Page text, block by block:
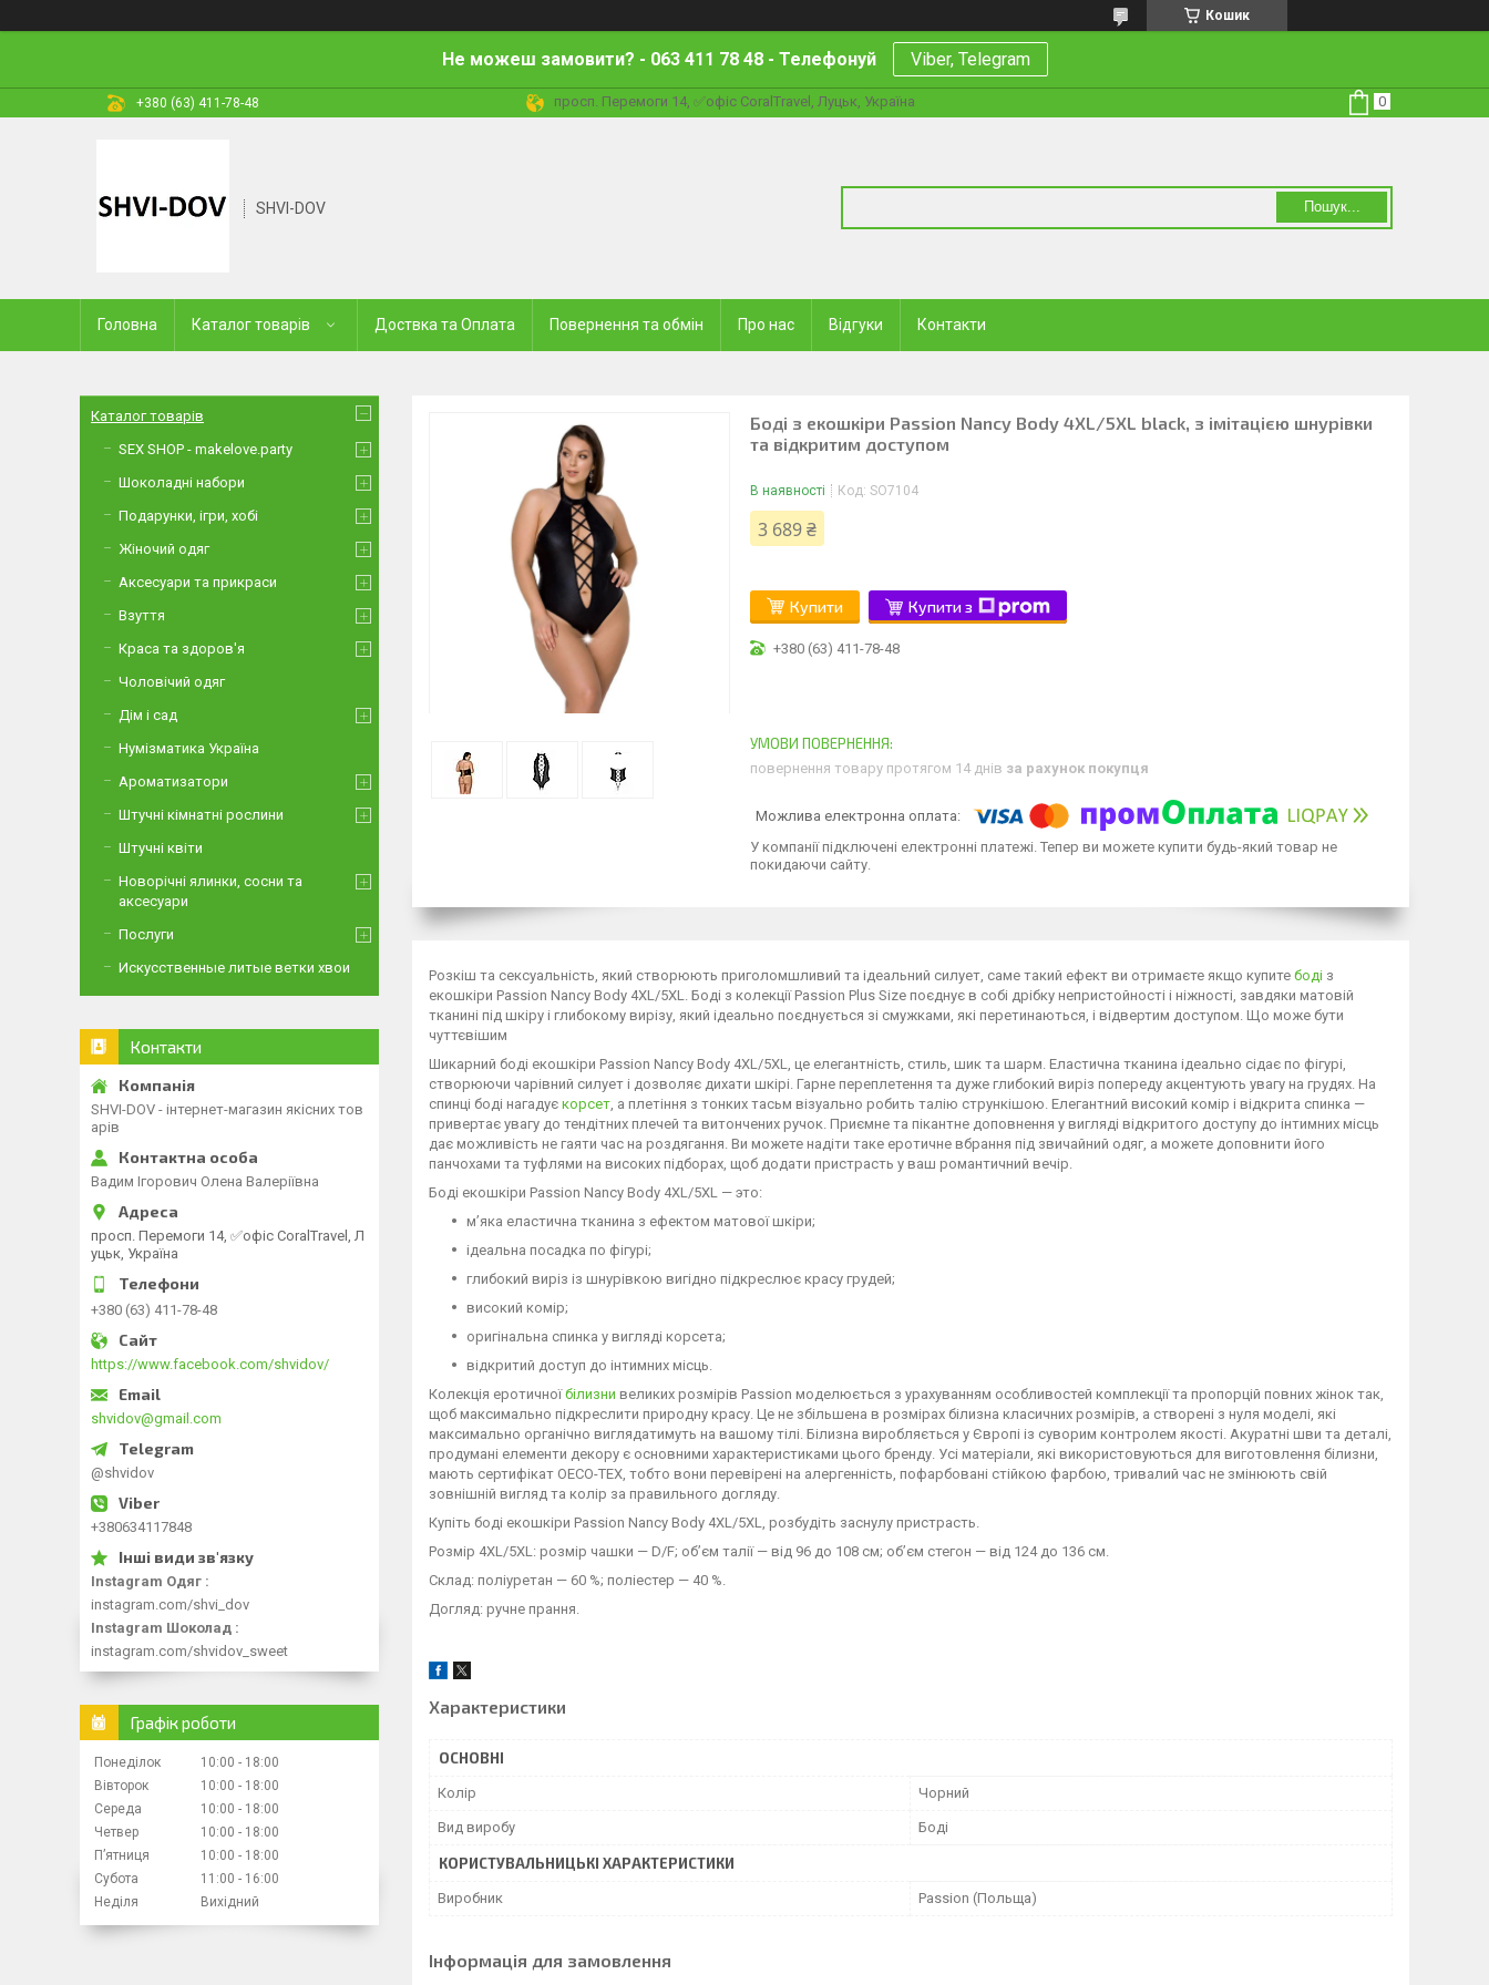
Кошик
Не можеш замовити? - 063 411 78 48 - Телефонуй Viber, Telegram
+380 (63) 411-78-48 просп. Перемоги 14, ✅офіс CoralTravel, Луцьк, Україна
SHVI-DOV Пошук...
Головна Каталог товарів Доствка та Оплата Повернення та обмін Про нас Відгуки Контакти
Боді з екошкіри Passion Nancy Body 4XL/5XL black, з імітацією шнурівки
та відкритим доступом
В наявності Код: SO7104
3 689 ₴
Купити Купити з
+380 (63) 411-78-48
повернення товару протягом 14 днів за рахунок покупця
У компанії підключені електронні платежі. Тепер ви можете купити будь-який товар не
покидаючи сайту.
Розкіш та сексуальність, який створюють приголомшливий та ідеальний силует, саме такий ефект ви отримаєте якщо купите боді з
екошкіри Passion Nancy Body 4XL/5XL. Боді з колекції Passion Plus Size поєднує в собі дрібку непристойності і ніжності, завдяки матовій
тканині під шкіру і глибокому вирізу, який ідеально поєднується зі смужками, які перетинаються, і відвертим доступом. Що може бути
чуттєвішим
Шикарний боді екошкіри Passion Nancy Body 4XL/5XL, це елегантність, стиль, шик та шарм. Еластична тканина ідеально сідає по фігурі,
створюючи чарівний силует і дозволяє дихати шкірі. Гарне переплетення та дуже глибокий виріз попереду акцентують увагу на грудях. На
спинці боді нагадує корсет , а плетіння з тонких тасьм візуально робить талію стрункішою. Елегантний високий комір і відкрита спинка —
привертає увагу до тендітних плечей та витончених ручок. Приємне та пікантне доповнення у вигляді відкритого доступу до інтимних місць
дає можливість не гаяти час на роздягання. Ви можете надіти таке еротичне вбрання під звичайний одяг, а можете доповнити його
панчохами та туфлями на високих підборах, щоб додати пристрасть у ваш романтичний вечір.
Боді екошкіри Passion Nancy Body 4XL/5XL — это:
м’яка еластична тканина з ефектом матової шкіри;
ідеальна посадка по фігурі;
глибокий виріз із шнурівкою вигідно підкреслює красу грудей;
високий комір;
оригінальна спинка у вигляді корсета;
відкритий доступ до інтимних місць.
Колекція еротичноїбілизни великих розмірів Passion моделюється з урахуванням особливостей комплекції та пропорцій повних жінок так,
щоб максимально підкреслити природну красу. Це не збільшена в розмірах білизна класичних розмірів, а створені з нуля моделі, які
максимально органічно виглядатимуть на вашому тілі. Білизна виробляється у Європі із суворим контролем якості. Акуратні шви та деталі,
продумані елементи декору є основними характеристиками цього бренду. Усі матеріали, які використовуються для виготовлення білизни,
мають сертифікат OECO-TEX, тобто вони перевірені на алергенність, пофарбовані стійкою фарбою, тривалий час не змінюють свій
зовнішній вигляд та колір за правильного догляду.
Купіть боді екошкіри Passion Nancy Body 4XL/5XL, розбудіть заснулу пристрасть.
Розмір 4XL/5XL: розмір чашки — D/F; об’єм талії — від 96 до 108 см; об’єм стегон — від 124 до 136 см.
Склад: поліуретан — 60 %; поліестер — 40 %.
Догляд: ручне прання.
Характеристики
ОСНОВНІ
Колір Чорний
Вид виробу Боді
КОРИСТУВАЛЬНИЦЬКІ ХАРАКТЕРИСТИКИ
Виробник Passion (Польща)
Інформація для замовлення
Каталог товарів
SEX SHOP - makelove.party
Шоколадні набори
Подарунки, ігри, хобі
Жіночий одяг
Аксесуари та прикраси
Взуття
Краса та здоров'я
Чоловічий одяг
Дім і сад
Нумізматика Україна
Ароматизатори
Штучні кімнатні рослини
Штучні квіти
Новорічні ялинки, сосни та
аксесуари
Послуги
Искусственные литые ветки хвои
Контакти
SHVI-DOV - інтернет-магазин якісних тов
арів
Вадим Ігорович Олена Валеріївна
просп. Перемоги 14, ✅офіс CoralTravel, Л
уцьк, Україна
+380 (63) 411-78-48
https://www.facebook.com/shvidov/
shvidov@gmail.com
@shvidov
+380634117848
Instagram Одяг
instagram.com/shvi_dov
Instagram Шоколад
instagram.com/shvidov_sweet
Графік роботи
Понеділок 10:00
18:00
Вівторок
10:00
18:00
Середа
10:00
18:00
Четвер
10:00
18:00
Пʼятниця
10:00
18:00
Субота
11:00
16:00
Неділя
Вихідний